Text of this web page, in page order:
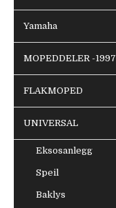
Yamaha
MOPEDDELER -1997
FLAKMOPED
UNIVERSAL
Eksosanlegg
Speil
Baklys